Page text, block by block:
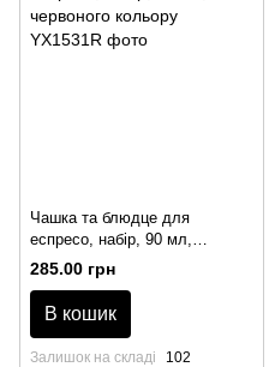
Чашка та блюдце для
еспресо, набір, 90 мл,
червоного кольору
285.00 грн
В кошик
Залишок на складі
102